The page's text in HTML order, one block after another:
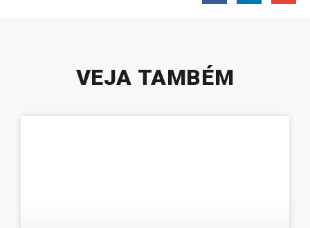
VEJA TAMBÉM